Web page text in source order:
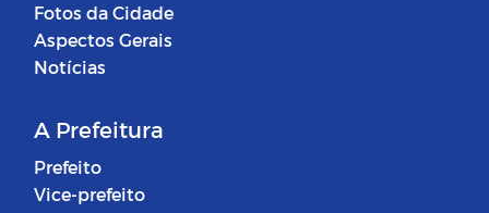
Fotos da Cidade
Aspectos Gerais
Notícias
A Prefeitura
Prefeito
Vice-prefeito